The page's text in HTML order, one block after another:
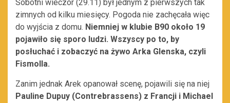
Sobotni wieczór (29.11) był jednym z pierwszych tak
zimnych od kilku miesięcy. Pogoda nie zachęcała więc
do wyjścia z domu. Niemniej w klubie B90 około 19
pojawiło się sporo ludzi. Wszyscy po to, by
posłuchać i zobaczyć na żywo Arka Glenska, czyli
Fismolla.
Zanim jednak Arek opanował scenę, pojawili się na niej
Pauline Dupuy (Contrebrassens) z Francji i Michael